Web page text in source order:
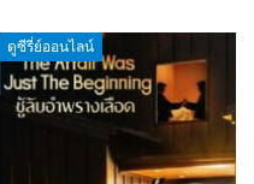
ดูซีรี่ย์ออนไลน์